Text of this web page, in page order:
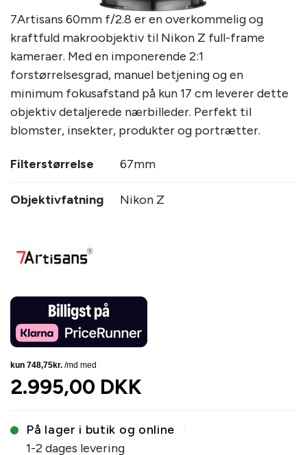
7Artisans 60mm f/2.8 er en overkommelig og
kraftfuld makroobjektiv til Nikon Z full-frame
kameraer. Med en imponerende 2:1
forstørrelsesgrad, manuel betjening og en
minimum fokusafstand på kun 17 cm leverer dette
objektiv detaljerede nærbilleder. Perfekt til
blomster, insekter, produkter og portrætter.
Filterstørrelse 67mm
Objektivfatning Nikon Z
2.995,00 DKK
På lager i butik og online
1-2 dages levering